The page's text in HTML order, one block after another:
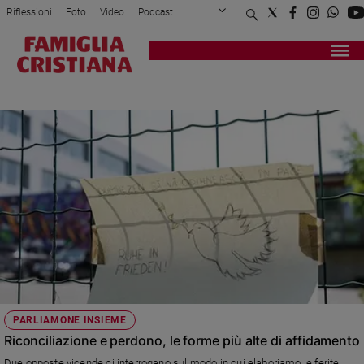
Attualità
Politica
Mondo
Economia
Legalità
e
giustizia
Sport
Interviste
Papa
Papa
Riflessioni Foto Video Podcast
Privacy Policy Chi siamo
Registrati Redazione
PARLIAMONE INSIEME
Riconciliazione e perdono, le forme più alte di affidamento